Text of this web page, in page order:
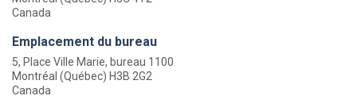
Canada
Emplacement du bureau
5, Place Ville Marie, bureau 1100
Montréal (Québec) H3B 2G2
Canada